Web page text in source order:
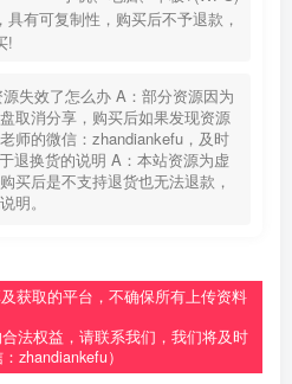
具有可复制性，购买后不予退款，
!
失效了怎么办 A：部分资源因为
取消分享，购买后如果发现资源
师的微信：zhandiankefu，及时
退换货的说明 A：本站资源为虚
买后是不支持退货也无法退款，
明。
获取的平台，不确保所有上传资料
法权益，请联系我们，我们将及时
zhandiankefu）